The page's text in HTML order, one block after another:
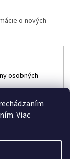
Viac
o nových
osobných